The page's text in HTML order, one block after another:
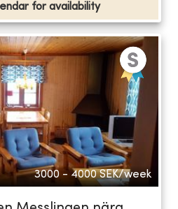
for availability
3000 - 4000 SEK/week